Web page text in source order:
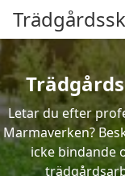
Letar du efter
Marmaverken?
icke bindande